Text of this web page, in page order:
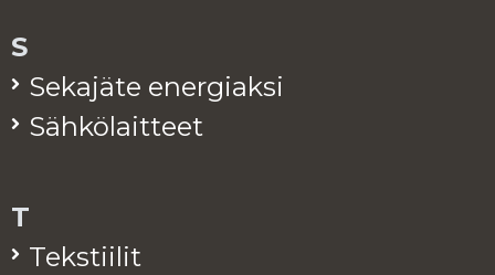
S
Se­ka­jä­te ener­giak­si
Säh­kö­lait­teet
T
Teks­tii­lit